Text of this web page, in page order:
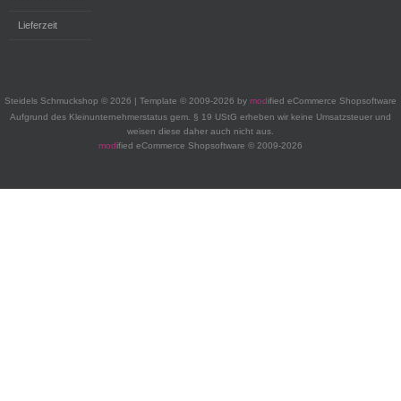
Lieferzeit
Steidels Schmuckshop © 2026 | Template © 2009-2026 by modified eCommerce Shopsoftware
Aufgrund des Kleinunternehmerstatus gem. § 19 UStG erheben wir keine Umsatzsteuer und
weisen diese daher auch nicht aus.
modified eCommerce Shopsoftware © 2009-2026